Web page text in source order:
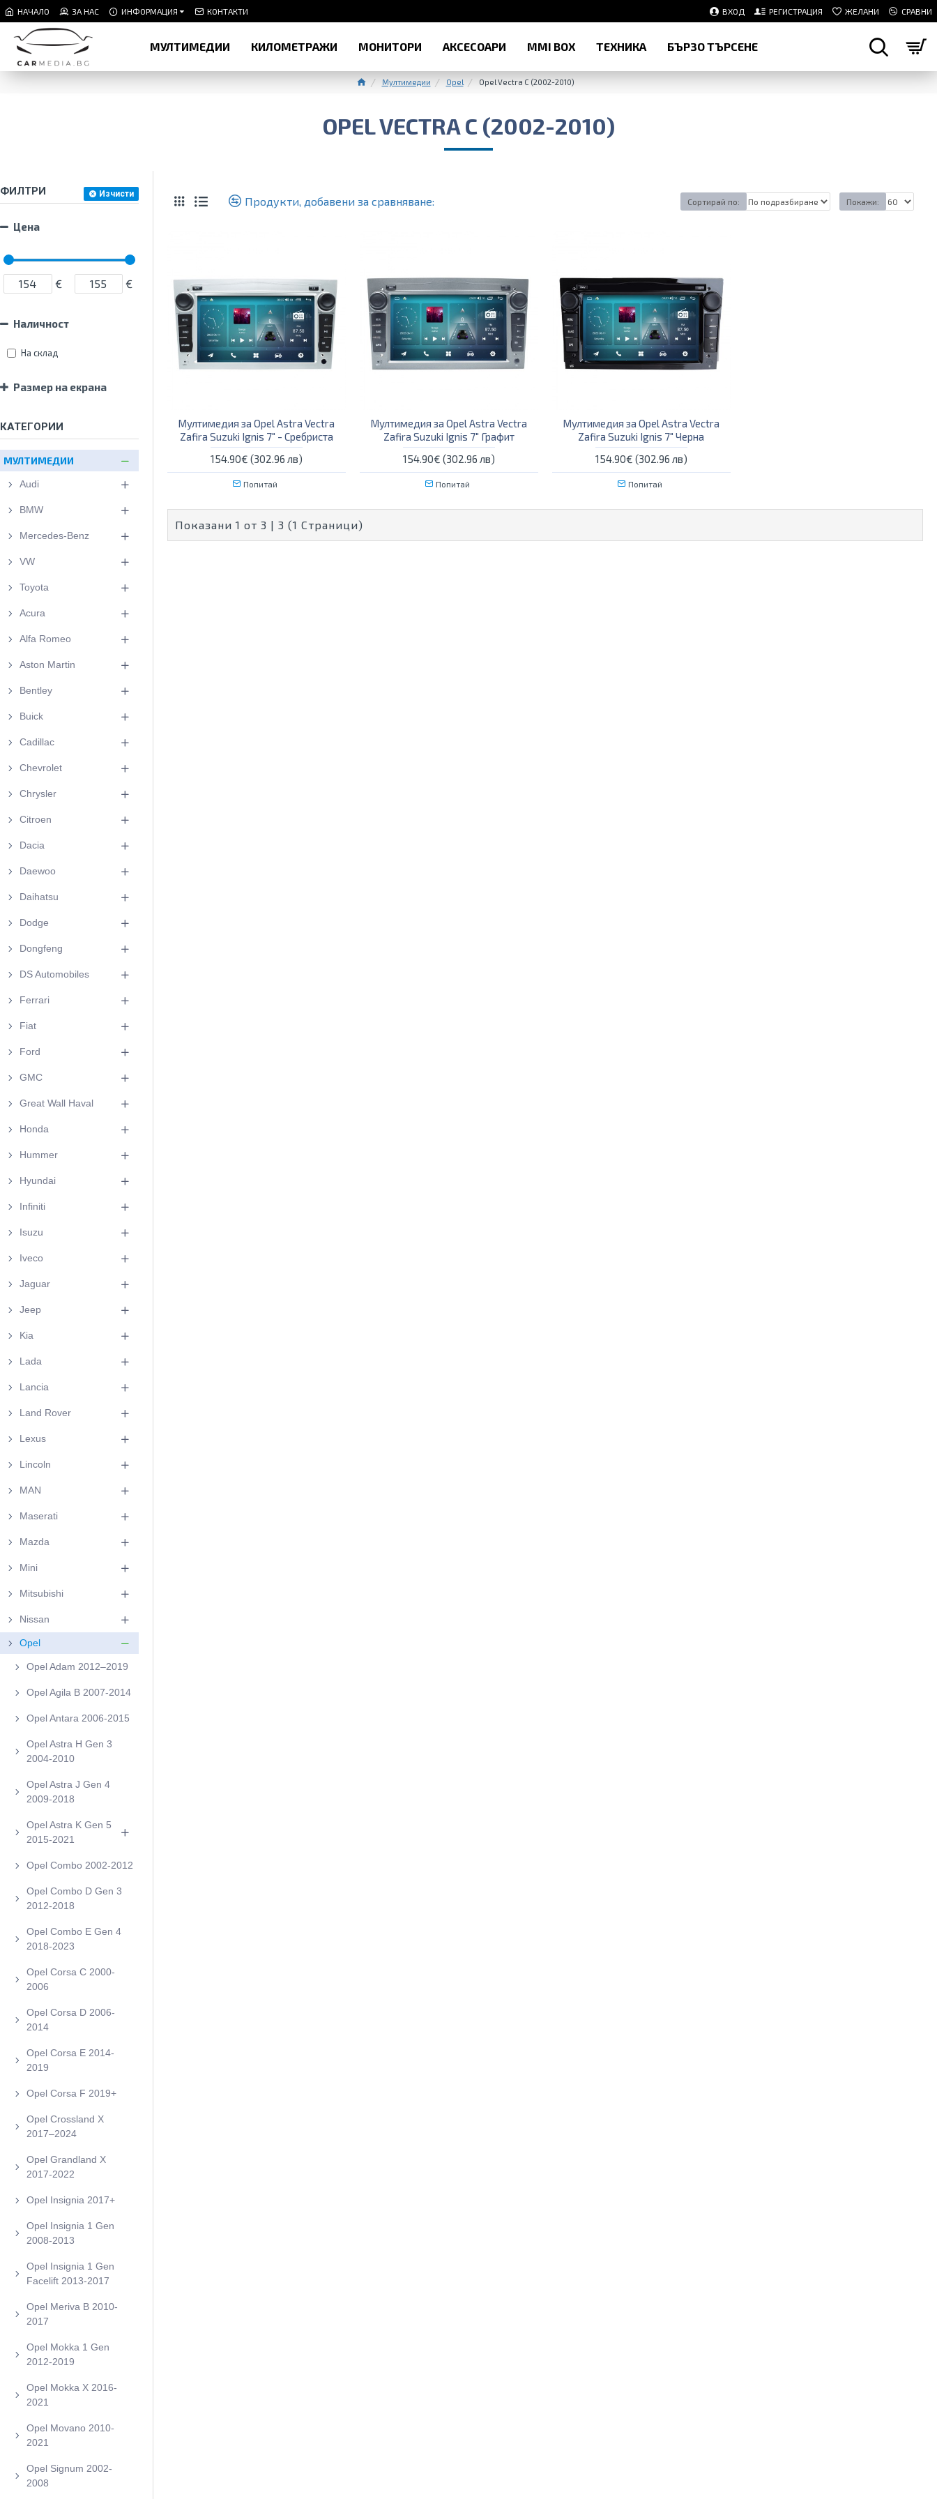
НАЧАЛО ЗА НАС ИНФОРМАЦИЯ КОНТАКТИ ВХОД РЕГИСТРАЦИЯ ЖЕЛАНИ СРАВНИ
МУЛТИМЕДИИ КИЛОМЕТРАЖИ МОНИТОРИ АКСЕСОАРИ MMI BOX ТЕХНИКА БЪРЗО ТЪРСЕНЕ
Мултимедии Opel Opel Vectra C (2002-2010)
OPEL VECTRA C (2002-2010)
ФИЛТРИ Изчисти
Цена
€ €
Размер на екрана
Наличност
На склад
КАТЕГОРИИ
МУЛТИМЕДИИ
Audi
BMW
Mercedes-Benz
VW
Toyota
Acura
Alfa Romeo
Aston Martin
Bentley
Buick
Cadillac
Chevrolet
Chrysler
Citroen
Dacia
Daewoo
Daihatsu
Dodge
Dongfeng
DS Automobiles
Ferrari
Fiat
Ford
GMC
Great Wall Haval
Honda
Hummer
Hyundai
Infiniti
Isuzu
Iveco
Jaguar
Jeep
Kia
Lada
Lancia
Land Rover
Lexus
Lincoln
MAN
Maserati
Mazda
Mini
Mitsubishi
Nissan
Opel
Opel Adam 2012–2019
Opel Agila B 2007-2014
Opel Antara 2006-2015
Opel Astra H Gen 3
2004-2010
Opel Astra J Gen 4
2009-2018
Opel Astra K Gen 5
2015-2021
Opel Combo 2002-2012
Opel Combo D Gen 3
2012-2018
Opel Combo E Gen 4
2018-2023
Opel Corsa C 2000-
2006
Opel Corsa D 2006-
2014
Opel Corsa E 2014-
2019
Opel Corsa F 2019+
Opel Crossland X
2017–2024
Opel Grandland X
2017-2022
Opel Insignia 2017+
Opel Insignia 1 Gen
2008-2013
Opel Insignia 1 Gen
Facelift 2013-2017
Opel Meriva B 2010-
2017
Opel Mokka 1 Gen
2012-2019
Opel Mokka X 2016-
2021
Opel Movano 2010-
2021
Opel Signum 2002-
2008
Продукти, добавени за сравняване: Сортирай по: Покажи:
Мултимедия за Opel Astra Vectra
Zafira Suzuki Ignis 7" - Сребриста
154.90€ (302.96 лв)
Попитай
Мултимедия за Opel Astra Vectra
Zafira Suzuki Ignis 7" Графит
154.90€ (302.96 лв)
Попитай
Мултимедия за Opel Astra Vectra
Zafira Suzuki Ignis 7" Черна
154.90€ (302.96 лв)
Попитай
Показани 1 от 3 | 3 (1 Страници)